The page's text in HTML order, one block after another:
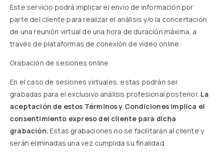
Este servicio podrá implicar el envío de información por
parte del cliente para realizar el análisis y/o la concertación
de una reunión virtual de una hora de duración máxima, a
través de plataformas de conexión de vídeo online.
Grabación de sesiones online
En el caso de sesiones virtuales, estas podrán ser
grabadas para el exclusivo análisis profesional posterior. La
aceptación de estos Términos y Condiciones implica el
consentimiento expreso del cliente para dicha
grabación. Estas grabaciones no se facilitarán al cliente y
serán eliminadas una vez cumplida su finalidad.